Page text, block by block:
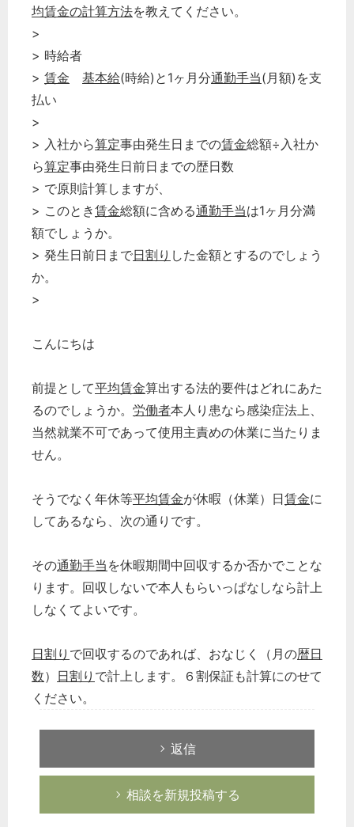
均賃金の計算方法を教えてください。
>
> 時給者
> 賃金 基本給(時給)と1ヶ月分通勤手当(月額)を支
払い
>
> 入社から算定事由発生日までの賃金総額÷入社か
ら算定事由発生日前日までの歴日数
> で原則計算しますが、
> このとき賃金総額に含める通勤手当は1ヶ月分満
額でしょうか。
> 発生日前日まで日割り した金額とするのでしょう
か。
>
こんにちは
前提として平均賃金算出する法的要件はどれにあた
るのでしょうか。 労働者本人り患なら感染症法上、
当然就業不可であって使用主責めの休業に当たりま
せん。
そうでなく年休等平均賃金が休暇（休業）日賃金に
してあるなら、次の通りです。
その通勤手当 を休暇期間中回収するか否かでことな
ります。回収しないで本人もらいっぱなしなら計上
しなくてよいです。
日割り で回収するのであれば、おなじく（月の暦日
数） 日割り で計上します。６割保証も計算にのせて
ください。
返信
相談を新規投稿する